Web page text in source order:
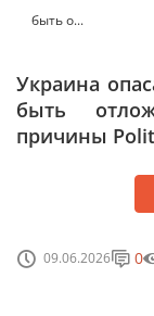
быть о...
Украина
быть
причины
09.06.2026 0